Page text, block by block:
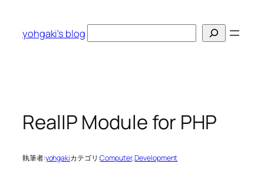
yohgaki's blog
索
RealIP Module for PHP
執筆者:yohgakiカテゴリ:Computer, Development